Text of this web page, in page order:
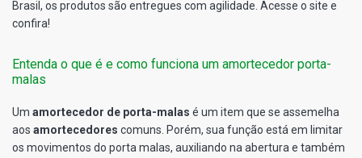
Brasil, os produtos são entregues com agilidade. Acesse o site e
confira!
Entenda o que é e como funciona um amortecedor porta-
malas
Um amortecedor de porta-malas é um item que se assemelha
aos amortecedores comuns. Porém, sua função está em limitar
os movimentos do porta malas, auxiliando na abertura e também